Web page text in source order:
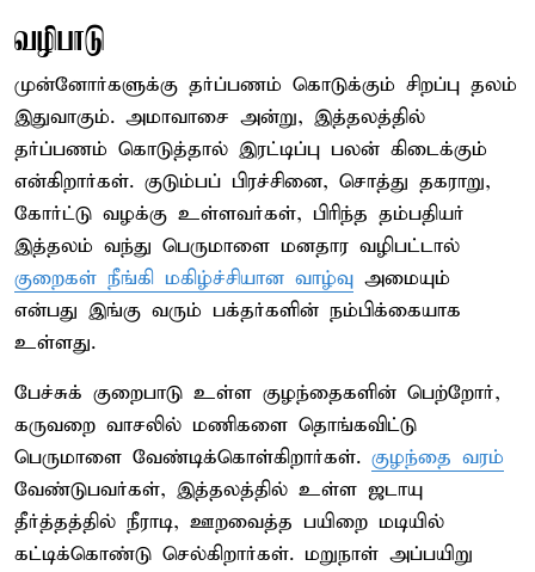
வழிபாடு
முன்னோர்களுக்கு தர்ப்பணம் கொடுக்கும் சிறப்பு தலம்
இதுவாகும். அமாவாசை அன்று, இத்தலத்தில்
தர்ப்பணம் கொடுத்தால் இரட்டிப்பு பலன் கிடைக்கும்
என்கிறார்கள். குடும்பப் பிரச்சினை, சொத்து தகராறு,
கோர்ட்டு வழக்கு உள்ளவர்கள், பிரிந்த தம்பதியர்
இத்தலம் வந்து பெருமாளை மனதார வழிபட்டால்
குறைகள் நீங்கி மகிழ்ச்சியான வாழ்வு அமையும்
என்பது இங்கு வரும் பக்தர்களின் நம்பிக்கையாக
உள்ளது.
பேச்சுக் குறைபாடு உள்ள குழந்தைகளின் பெற்றோர்,
கருவறை வாசலில் மணிகளை தொங்கவிட்டு
பெருமாளை வேண்டிக்கொள்கிறார்கள். குழந்தை வரம்
வேண்டுபவர்கள், இத்தலத்தில் உள்ள ஜடாயு
தீர்த்தத்தில் நீராடி, ஊறவைத்த பயிறை மடியில்
கட்டிக்கொண்டு செல்கிறார்கள். மறுநாள் அப்பயிறு